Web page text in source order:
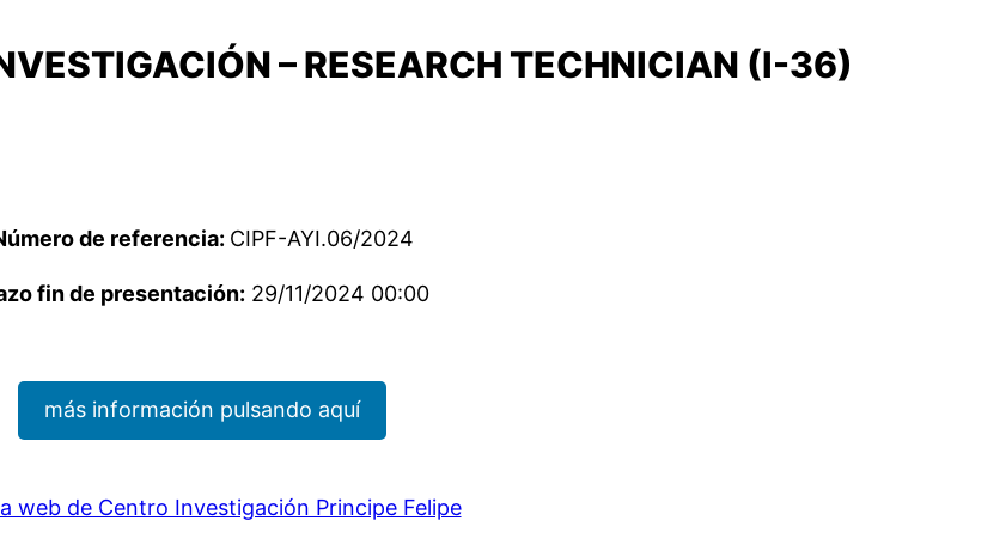
– RESEARCH TECHNICIAN (I-36)
de referencia: CIPF-AYI.06/2024
fin de presentación: 29/11/2024 00:00
más información pulsando aquí
web de Centro Investigación Principe Felipe